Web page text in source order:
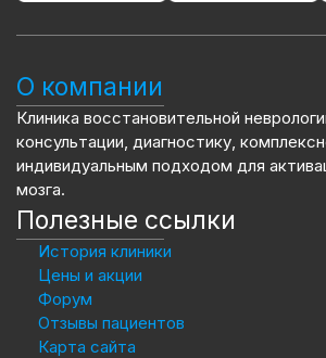
О компании
Клиника восстановительной
консультации, диагностику,
индивидуальным подходом для
мозга.
Полезные ссылки
История клиники
Цены и акции
Форум
Отзывы пациентов
Карта сайта